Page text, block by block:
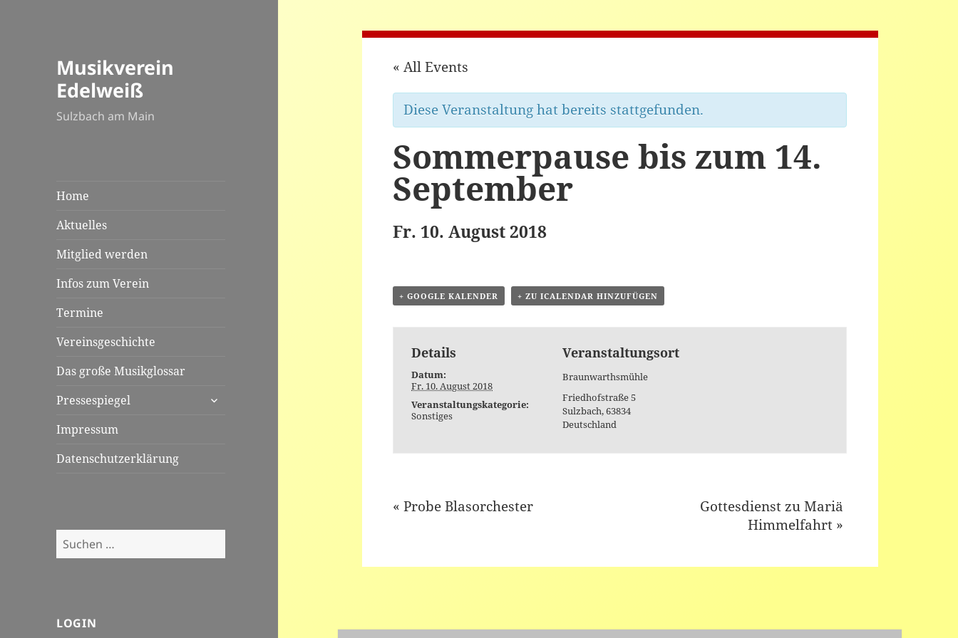
Musikverein
Edelweiß
Sulzbach am Main
Home
Aktuelles
Mitglied werden
Infos zum Verein
Termine
Vereinsgeschichte
Das große Musikglossar
Pressespiegel
untermenü
Impressum
Datenschutzerklärung
Suchen
nach:
LOGIN
« All Events
Diese Veranstaltung hat bereits stattgefunden.
Sommerpause bis zum 14.
September
Fr. 10. August 2018
+ GOOGLE KALENDER + ZU ICALENDAR HINZUFÜGEN
Details
Datum:
Fr. 10. August 2018
Veranstaltungskategorie:
Sonstiges
Veranstaltungsort
Braunwarthsmühle
Friedhofstraße 5
Sulzbach,63834
Deutschland
Event
« Probe Blasorchester
Gottesdienst zu Mariä
Himmelfahrt »